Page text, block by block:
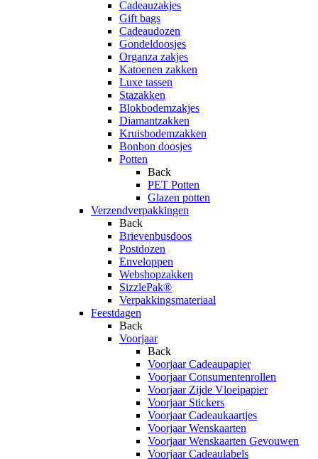
Cadeauzakjes
Gift bags
Cadeaudozen
Gondeldoosjes
Organza zakjes
Katoenen zakken
Luxe tassen
Stazakken
Blokbodemzakjes
Diamantzakken
Kruisbodemzakken
Bonbon doosjes
Potten
Back
PET Potten
Glazen potten
Verzendverpakkingen
Back
Brievenbusdoos
Postdozen
Enveloppen
Webshopzakken
SizzlePak®
Verpakkingsmateriaal
Feestdagen
Back
Voorjaar
Back
Voorjaar Cadeaupapier
Voorjaar Consumentenrollen
Voorjaar Zijde Vloeipapier
Voorjaar Stickers
Voorjaar Cadeaukaartjes
Voorjaar Wenskaarten
Voorjaar Wenskaarten Gevouwen
Voorjaar Cadeaulabels